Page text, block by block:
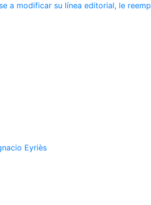
a modificar su línea editorial, le
Eyriès